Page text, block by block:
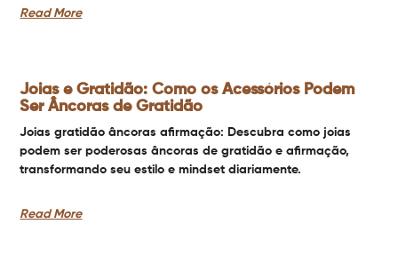
Read More
Joias e Gratidão: Como os Acessórios Podem
Ser Âncoras de Gratidão
Joias gratidão âncoras afirmação: Descubra como joias
podem ser poderosas âncoras de gratidão e afirmação,
transformando seu estilo e mindset diariamente.
Read More